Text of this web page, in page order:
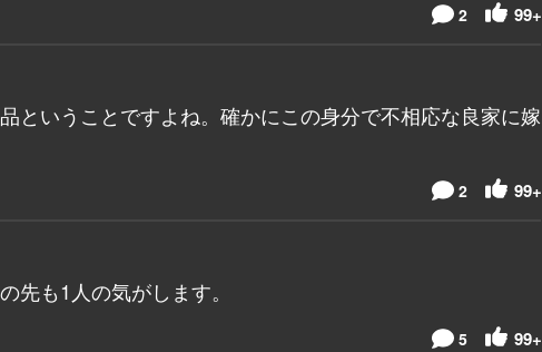
99+
2
ということですよね。確かにこの身分で不相応な良家に嫁
99+
2
先も1人の気がします。
99+
5